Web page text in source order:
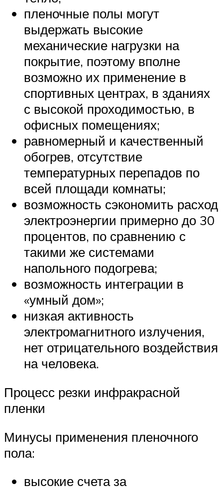
пленочные полы могут
выдержать высокие
механические нагрузки на
покрытие, поэтому вполне
возможно их применение в
спортивных центрах, в зданиях
с высокой проходимостью, в
офисных помещениях;
равномерный и качественный
обогрев, отсутствие
температурных перепадов по
всей площади комнаты;
возможность сэкономить расход
электроэнергии примерно до 30
процентов, по сравнению с
такими же системами
напольного подогрева;
возможность интеграции в
«умный дом»;
низкая активность
электромагнитного излучения,
нет отрицательного воздействия
на человека.
Процесс резки инфракрасной
пленки
Минусы применения пленочного
пола:
высокие счета за